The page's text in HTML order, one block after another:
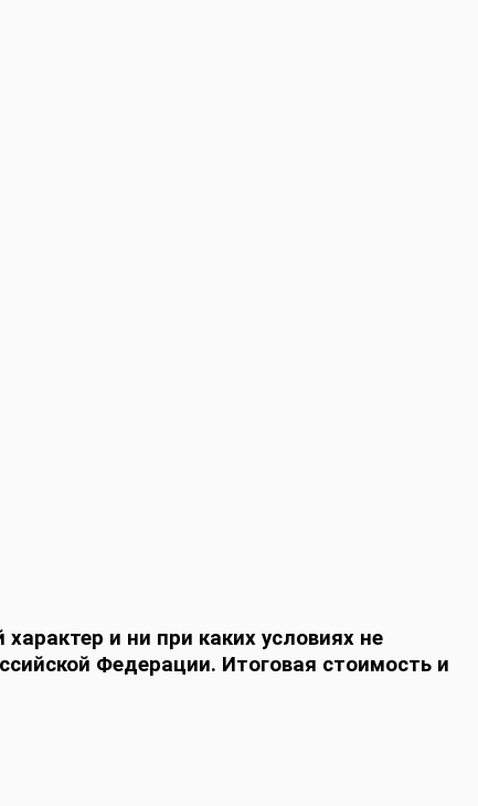
и ни при каких условиях не
Федерации. Итоговая стоимость и